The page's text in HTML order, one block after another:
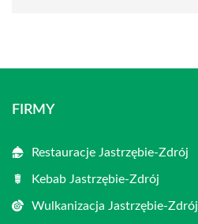
FIRMY
Restauracje Jastrzębie-Zdrój
Kebab Jastrzębie-Zdrój
Wulkanizacja Jastrzębie-Zdrój